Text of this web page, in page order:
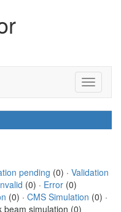
pending (0) · Validation
(0) · Error (0)
(0) · CMS Simulation (0) ·
beam simulation (0)